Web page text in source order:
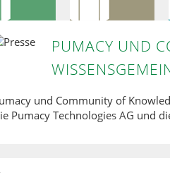
PUMACY UND
und Community of
Pumacy Technologies AG und